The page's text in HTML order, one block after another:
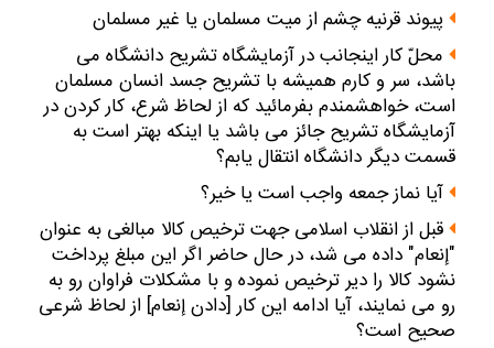
پيوند قرنيه چشم از ميت مسلمان يا غير مسلمان
محلّ كار اينجانب در آزمايشگاه تشريح دانشگاه مى‏
باشد، سر و كارم هميشه با تشريح جسد انسان مسلمان
است، خواهشمندم بفرمائيد كه از لحاظ شرع، كار كردن در
آزمايشگاه تشريح جائز مى ‏باشد يا اينكه بهتر است به
قسمت ديگر دانشگاه انتقال يابم؟
آيا نماز جمعه واجب است يا خير؟
قبل از انقلاب اسلامى جهت ترخيص كالا مبالغى به عنوان
"إنعام" داده مى‏ شد، در حال حاضر اگر اين مبلغ پرداخت
نشود كالا را دير ترخيص نموده و با مشكلات فراوان رو به
رو مى ‏نمايند، آيا ادامه اين كار [دادن إنعام‏] از لحاظ شرعى
صحيح است؟